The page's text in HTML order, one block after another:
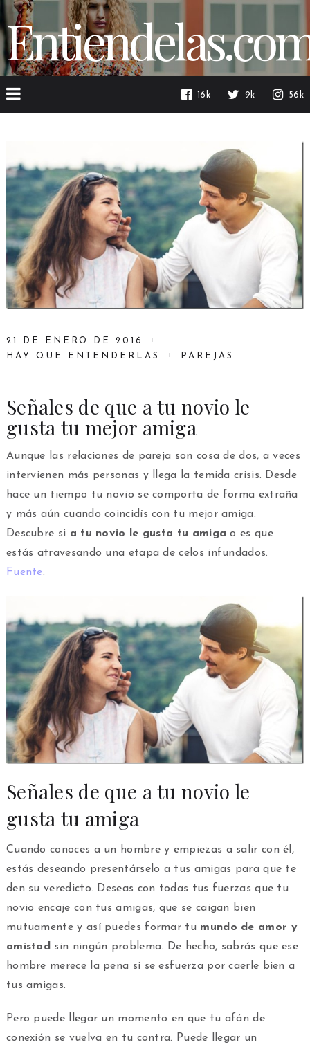
16k 9k 56k
21 DE ENERO DE 2016
HAY QUE ENTENDERLAS
PAREJAS
Señales de que a tu novio le
gusta tu mejor amiga
Aunque las relaciones de pareja son cosa de dos, a veces
intervienen más personas y llega la temida crisis. Desde
hace un tiempo tu novio se comporta de forma extraña
y más aún cuando coincidís con tu mejor amiga.
Descubre si a tu novio le gusta tu amiga o es que
estás atravesando una etapa de celos infundados.
Fuente.
Señales de que a tu novio le
gusta tu amiga
Cuando conoces a un hombre y empiezas a salir con él,
estás deseando presentárselo a tus amigas para que te
den su veredicto. Deseas con todas tus fuerzas que tu
novio encaje con tus amigas, que se caigan bien
mutuamente y así puedes formar tu mundo de amor y
amistad sin ningún problema. De hecho, sabrás que ese
hombre merece la pena si se esfuerza por caerle bien a
tus amigas.
Pero puede llegar un momento en que tu afán de
conexión se vuelva en tu contra. Puede llegar un